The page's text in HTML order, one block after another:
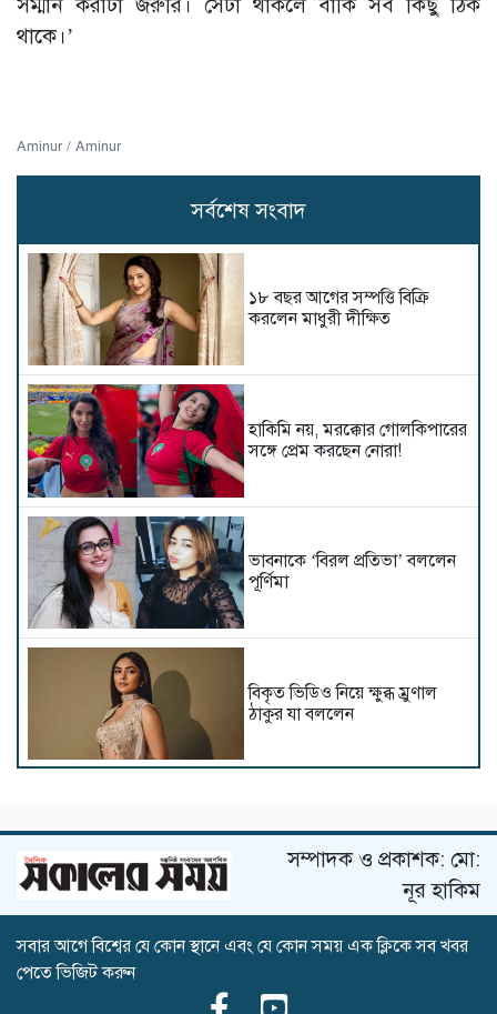
থাকে।’
Aminur / Aminur
সর্বশেষ সংবাদ
১৮ বছর আগের সম্পত্তি বিক্রি
করলেন মাধুরী দীক্ষিত
হাকিমি নয়, মরক্কোর গোলকিপারের
সঙ্গে প্রেম করছেন নোরা!
ভাবনাকে ‘বিরল প্রতিভা’ বললেন
পূর্ণিমা
বিকৃত ভিডিও নিয়ে ক্ষুব্ধ ম্রুণাল
ঠাকুর যা বললেন
বিপাকে ভূমি পেডনেকর
এবার আয়ুষ্মানের নায়িকা হলেন
সম্পাদক ও প্রকাশক: মো:
নূর হাকিম
সবার আগে বিশ্বের যে কোন স্থানে এবং যে কোন সময় এক ক্লিকে সব খবর
পেতে ভিজিট করুন